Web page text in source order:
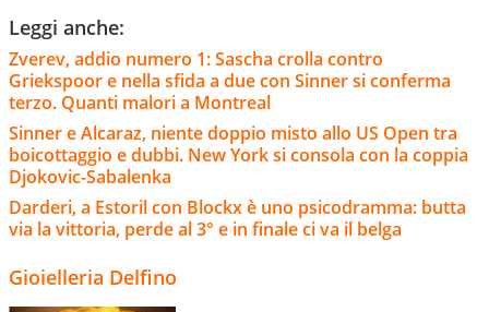
Leggi anche:
Zverev, addio numero 1: Sascha crolla contro
Griekspoor e nella sfida a due con Sinner si conferma
terzo. Quanti malori a Montreal
Sinner e Alcaraz, niente doppio misto allo US Open tra
boicottaggio e dubbi. New York si consola con la coppia
Djokovic-Sabalenka
Darderi, a Estoril con Blockx è uno psicodramma: butta
via la vittoria, perde al 3° e in finale ci va il belga
Gioielleria Delfino